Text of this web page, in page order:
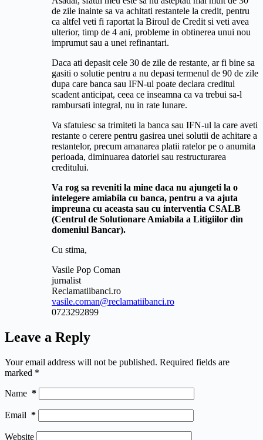
de zile inainte sa va achitati restantele la credit, pentru
ca altfel veti fi raportat la Biroul de Credit si veti avea
ulterior, timp de 4 ani, probleme in obtinerea unui nou
imprumut sau a unei refinantari.
Daca ati depasit cele 30 de zile de restante, ar fi bine sa
gasiti o solutie pentru a nu depasi termenul de 90 de zile
dupa care banca sau IFN-ul poate declara creditul
scadent anticipat, ceea ce inseamna ca va trebui sa-l
rambursati integral, nu in rate lunare.
Va sfatuiesc sa trimiteti la banca sau IFN-ul la care aveti
restante o cerere pentru gasirea unei solutii de achitare a
restantelor, precum amanarea platii ratelor pe o anumita
perioada, diminuarea datoriei sau restructurarea
creditului.
Va rog sa reveniti la mine daca nu ajungeti la o
intelegere amiabila cu banca, pentru a va ajuta
impreuna cu aceasta sau cu interventia CSALB
(Centrul de Solutionare Amiabila a Litigiilor din
domeniul Bancar).
Cu stima,
Vasile Pop Coman
jurnalist
Reclamatiibanci.ro
vasile.coman@reclamatiibanci.ro
0723292899
Leave a Reply
Your email address will not be published. Required fields are
marked *
Name *
Email *
Website